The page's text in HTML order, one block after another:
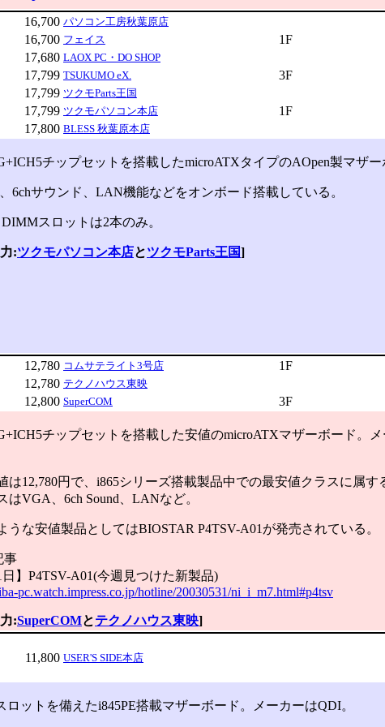
16,700 パソコン工房秋葉原店
16,700 フェイス
1F
17,680 LAOX PC・DO SHOP
17,799 TSUKUMO eX.
3F
17,799 ツクモParts王国
17,799 ツクモパソコン本店
1F
17,800 BLESS 秋葉原本店
チップセットを搭載したmicroATXタイプのAOpen製マザー
6chサウンド、LAN機能などをオンボード搭載している。
スロットは2本のみ。
:ツクモパソコン本店とツクモParts王国]
12,780 コムサテライト3号店
1F
12,780 テクノハウス東映
12,800 SuperCOM 3F
チップセットを搭載した安値のmicroATXマザーボード。メ
12,780円で、i865シリーズ搭載製品中での最安値クラスに属す
はVGA、6ch Sound、LANなど。
な安値製品としてはBIOSTAR P4TSV-A01が発売されている。
事
日】P4TSV-A01(今週見つけた新製品)
pc.watch.impress.co.jp/hotline/20030531/ni_i_m7.html#p4tsv
:SuperCOMとテクノハウス東映]
11,800 USER'S SIDE本店
ットを備えたi845PE搭載マザーボード。メーカーはQDI。